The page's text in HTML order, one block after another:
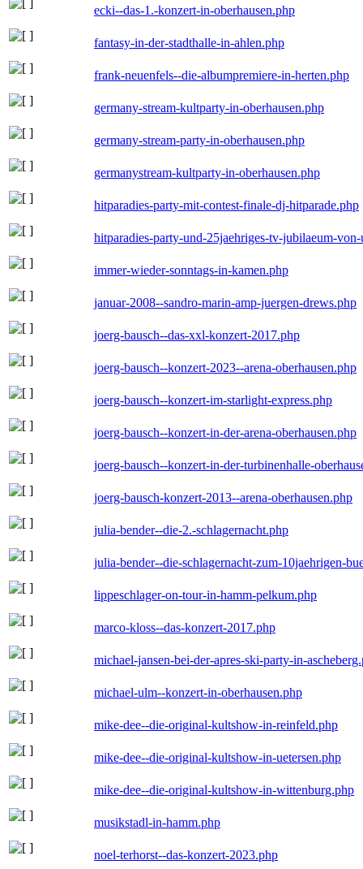
ecki--das-1.-konzert-in-oberhausen.php
fantasy-in-der-stadthalle-in-ahlen.php
frank-neuenfels--die-albumpremiere-in-herten.php
germany-stream-kultparty-in-oberhausen.php
germany-stream-party-in-oberhausen.php
germanystream-kultparty-in-oberhausen.php
hitparadies-party-mit-contest-finale-dj-hitparade.php
hitparadies-party-und-25jaehriges-tv-jubilaeum-
immer-wieder-sonntags-in-kamen.php
januar-2008--sandro-marin-amp-juergen-drews.php
joerg-bausch--das-xxl-konzert-2017.php
joerg-bausch--konzert-2023--arena-oberhausen.php
joerg-bausch--konzert-im-starlight-express.php
joerg-bausch--konzert-in-der-arena-oberhausen.php
joerg-bausch--konzert-in-der-turbinenhalle-
joerg-bausch-konzert-2013--arena-oberhausen.php
julia-bender--die-2.-schlagernacht.php
julia-bender--die-schlagernacht-zum-10jaehrigen-
lippeschlager-on-tour-in-hamm-pelkum.php
marco-kloss--das-konzert-2017.php
michael-jansen-bei-der-apres-ski-party-in-
michael-ulm--konzert-in-oberhausen.php
mike-dee--die-original-kultshow-in-reinfeld.php
mike-dee--die-original-kultshow-in-uetersen.php
mike-dee--die-original-kultshow-in-wittenburg.php
musikstadl-in-hamm.php
noel-terhorst--das-konzert-2023.php